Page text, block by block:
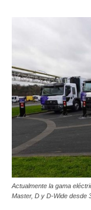
Actualmente la gama
Master, D y D-Wide desde